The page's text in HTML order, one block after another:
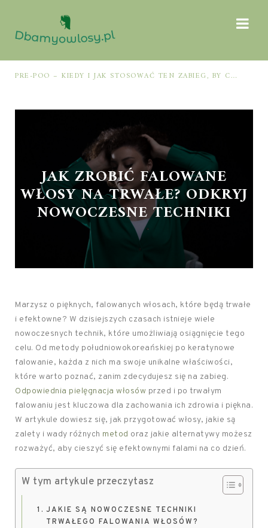
PRE-POO – KIEDY I JAK STOSOWAĆ TEN ZABIEG, BY CHRONIĆ I NAWILŻAĆ WŁOSY PRZED MYCIEM SZAMPONEM
JAK ZROBIĆ FALOWANE
WŁOSY NA TRWAŁE? ODKRYJ
NOWOCZESNE TECHNIKI
Marzysz o pięknych, falowanych włosach, które będą trwałe
i efektowne? W dzisiejszych czasach istnieje wiele
nowoczesnych technik, które umożliwiają osiągnięcie tego
celu. Od metody południowokoreańskiej po keratynowe
falowanie, każda z nich ma swoje unikalne właściwości,
które warto poznać, zanim zdecydujesz się na zabieg.
Odpowiednia pielęgnacja włosów przed i po trwałym
falowaniu jest kluczowa dla zachowania ich zdrowia i piękna.
W artykule dowiesz się, jak przygotować włosy, jakie są
zalety i wady różnych metod oraz jakie alternatywy możesz
rozważyć, aby cieszyć się efektownymi falami na co dzień.
W tym artykule przeczytasz
JAKIE SĄ NOWOCZESNE TECHNIKI
TRWAŁEGO FALOWANIA WŁOSÓW?